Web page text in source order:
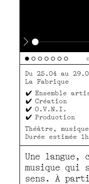
Play
Du 25.04 au
La Fabrique
Ensemble
Création
O.V.N.I.
Production
Théâtre, musique
Durée estimée
Une langue,
musique qui
sens. À